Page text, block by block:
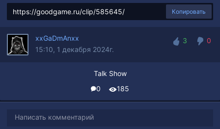
Копировать
xxGaDmAnxx
15:10, 1 декабря 2024г.
3
0
Talk Show
0
185
Написать комментарий